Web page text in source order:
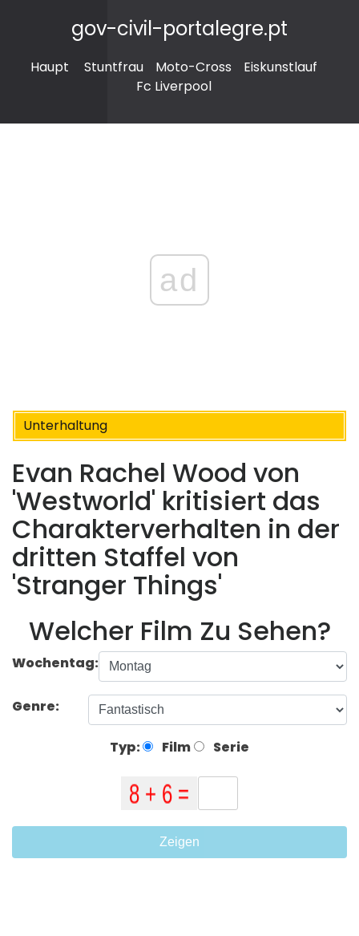
gov-civil-portalegre.pt
Haupt Stuntfrau Moto-Cross
Eiskunstlauf
Fc Liverpool
ad
Unterhaltung
Evan Rachel Wood von
'Westworld' kritisiert das
Charakterverhalten in der
dritten Staffel von
'Stranger Things'
Welcher Film Zu Sehen?
Wochentag:
Genre:
Typ: Film Serie
Zeigen